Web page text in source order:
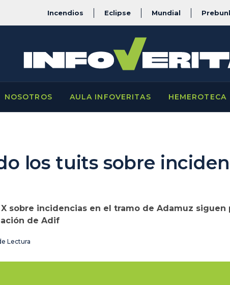
Incendios Eclipse Mundial
NOSOTROS AULA INFOVERITAS HEMEROTECA
los tuits sobre
sobre incidencias en el tramo de Adamuz siguen
de Adif
Lectura